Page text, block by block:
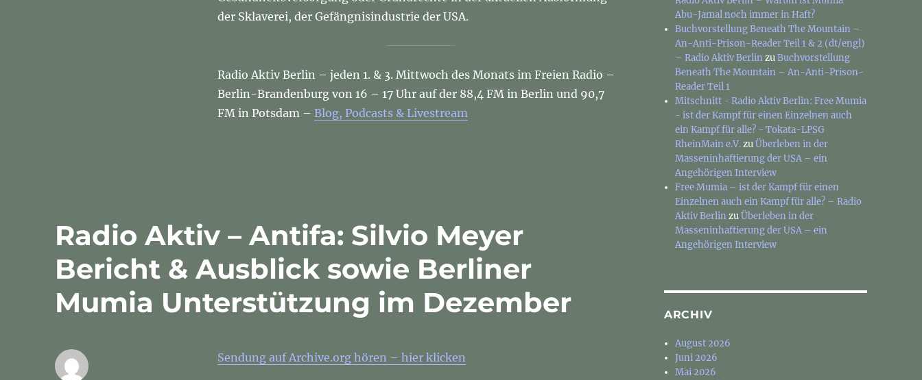
der Sklaverei, der Gefängnisindustrie der USA.
Radio Aktiv Berlin – jeden 1. & 3. Mittwoch des Monats im Freien Radio –
Berlin-Brandenburg von 16 – 17 Uhr auf der 88,4 FM in Berlin und 90,7
FM in Potsdam – Blog, Podcasts & Livestream
Radio Aktiv – Antifa: Silvio Meyer
Bericht & Ausblick sowie Berliner
Mumia Unterstützung im Dezember
Sendung auf Archive.org hören – hier klicken
Abu-Jamal noch immer in Haft?
Buchvorstellung Beneath The Mountain –
An-Anti-Prison-Reader Teil 1 & 2 (dt/engl)
– Radio Aktiv BerlinzuBuchvorstellung
Beneath The Mountain – An-Anti-Prison-
Reader Teil 1
Mitschnitt - Radio Aktiv Berlin: Free Mumia
- ist der Kampf für einen Einzelnen auch
ein Kampf für alle? - Tokata-LPSG
RheinMain e.V.zuÜberleben in der
Masseninhaftierung der USA – ein
Angehörigen Interview
Free Mumia – ist der Kampf für einen
Einzelnen auch ein Kampf für alle? – Radio
Aktiv BerlinzuÜberleben in der
Masseninhaftierung der USA – ein
Angehörigen Interview
ARCHIV
August 2026
Juni 2026
Mai 2026